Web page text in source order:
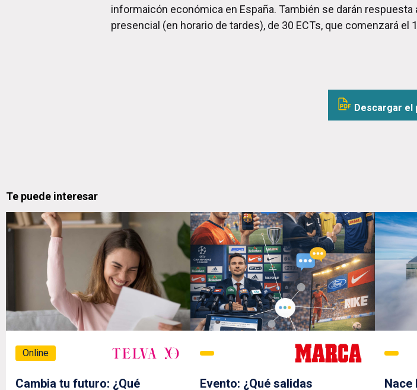
informaicón económica en España. También se darán
presencial (en horario de tardes), de 30 ECTs, que comenzará el
Descargar el
Te puede interesar
Online
Cambia tu futuro: ¿Qué
Evento: ¿Qué salidas
Nace